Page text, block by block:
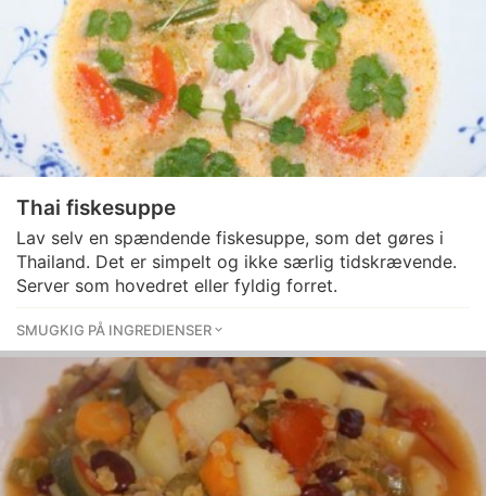
Thai fiskesuppe
Lav selv en spændende fiskesuppe, som det gøres i
Thailand. Det er simpelt og ikke særlig tidskrævende.
Server som hovedret eller fyldig forret.
SMUGKIG PÅ INGREDIENSER